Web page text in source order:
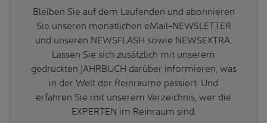
Bleiben Sie auf dem Laufenden und abonnieren
Sie unseren monatlichen eMail-NEWSLETTER
und unseren NEWSFLASH sowie NEWSEXTRA.
Lassen Sie sich zusätzlich mit unserem
gedruckten JAHRBUCH darüber informieren, was
in der Welt der Reinräume passiert. Und
erfahren Sie mit unserem Verzeichnis, wer die
EXPERTEN im Reinraum sind.